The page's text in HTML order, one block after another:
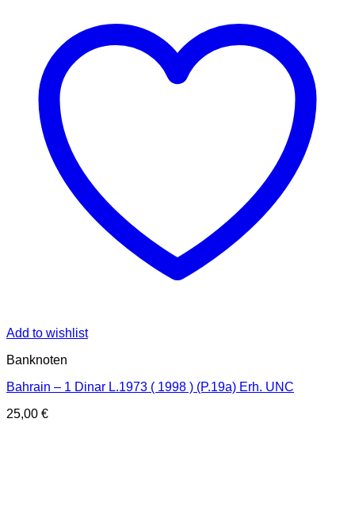
Add to wishlist
Banknoten
Bahrain – 1 Dinar L.1973 ( 1998 ) (P.19a) Erh. UNC
25,00 €